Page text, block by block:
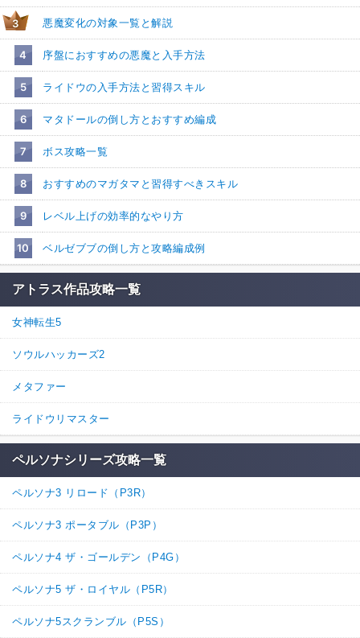
3 悪魔変化の対象一覧と解説
4 序盤におすすめの悪魔と入手方法
5 ライドウの入手方法と習得スキル
6 マタドールの倒し方とおすすめ編成
7 ボス攻略一覧
8 おすすめのマガタマと習得すべきスキル
9 レベル上げの効率的なやり方
10 ベルゼブブの倒し方と攻略編成例
アトラス作品攻略一覧
女神転生5
ソウルハッカーズ2
メタファー
ライドウリマスター
ペルソナシリーズ攻略一覧
ペルソナ3 リロード（P3R）
ペルソナ3 ポータブル（P3P）
ペルソナ4 ザ・ゴールデン（P4G）
ペルソナ5 ザ・ロイヤル（P5R）
ペルソナ5スクランブル（P5S）